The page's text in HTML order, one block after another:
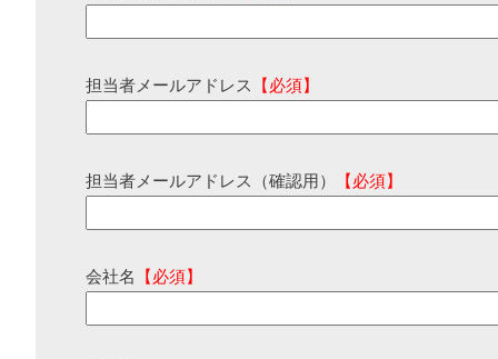
担当者メールアドレス 【必須】
担当者メールアドレス（確認用） 【必須】
会社名 【必須】